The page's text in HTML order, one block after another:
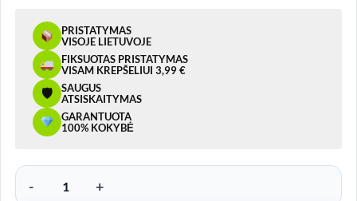
PRISTATYMAS
VISOJE LIETUVOJE
FIKSUOTAS PRISTATYMAS
VISAM KREPŠELIUI 3,99 €
🛡
SAUGUS
ATSISKAITYMAS
GARANTUOTA
100% KOKYBĖ
produkto kiekis: Borto Spyna ZB-01D su spyruokle